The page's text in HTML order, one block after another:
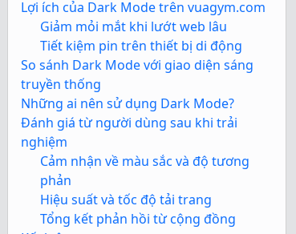
Lợi ích của Dark Mode trên vuagym.com
Giảm mỏi mắt khi lướt web lâu
Tiết kiệm pin trên thiết bị di động
So sánh Dark Mode với giao diện sáng
truyền thống
Những ai nên sử dụng Dark Mode?
Đánh giá từ người dùng sau khi trải
nghiệm
Cảm nhận về màu sắc và độ tương
phản
Hiệu suất và tốc độ tải trang
Tổng kết phản hồi từ cộng đồng